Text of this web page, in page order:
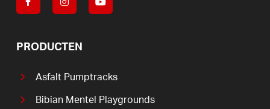
PRODUCTEN
Asfalt Pumptracks
Bibian Mentel Playgrounds